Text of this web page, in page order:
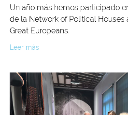
Un año más hemos participado
de la Network of Political Houses
Great Europeans.
Leer más